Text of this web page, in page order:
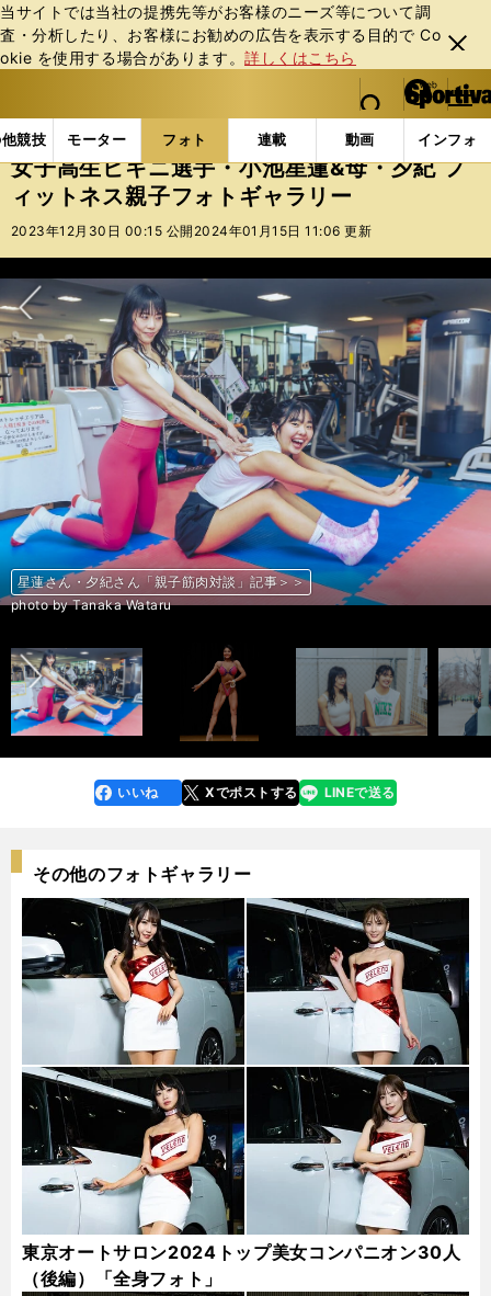
当サイトでは当社の提携先等がお客様のニーズ等について調
査・分析したり、お客様にお勧めの広告を表⽰する⽬的で Co
okie を使⽤する場合があります。詳しくはこちら
閉じ
る
web Sportiva (webスポルティーバ)
検索
マイペ
ー
ジ
メニュ
競技 モーター フォト 連載 動画 インフォ
b
ス
ポ
ル
バ
フォトギャラリー 女子高生ビキニ選手・小池星蓮&母
女子高生ビキニ選手・小池星蓮&母・夕紀 フ
ィットネス親子フォトギャラリー
2023年12月30日 00:15 公開 2024年01月15日 11:06 更新
次へ
星蓮さん・夕紀さん「親子筋肉対談」記事＞＞
photo by Tanaka Wataru
小池星蓮さんインタビュー記事＞＞
写真／本人提供
星蓮さん・夕紀さん「親子筋肉対談」記事＞＞
photo by Tanaka Wataru
小池星蓮さんインタビュー記事＞＞
photo by Tanaka Wataru
星蓮さん・夕紀さん「親子筋肉対談」記事＞＞
photo by Tanaka Wataru
小池星蓮さんインタビュー記事＞＞
photo by Tanaka Wataru
星蓮さん・夕紀さん「親子筋肉対談」記事＞＞
photo by Tanaka Wataru
小池星蓮さんインタビュー記事＞＞
photo by Tanaka Wataru
星蓮さん・夕紀さん「親子筋肉対談」記事＞＞
写真／本人提供
小池星蓮さんインタビュー記事＞＞
photo by Tanaka Wataru
星蓮さん・夕紀さん「親子筋肉対談」記事＞＞
photo by Tanaka Wataru
小池星蓮さんインタビュー記事＞＞
photo by Tanaka Wataru
星蓮さん・夕紀さん「親子筋肉対談」記事＞＞
写真／本人提供
小池星蓮さんインタビュー記事＞＞
photo by Tanaka Wataru
星蓮さん・夕紀さん「親子筋肉対談」記事＞＞
写真／本人提供
小池星蓮さんインタビュー記事＞＞
写真／本人提供
星蓮さん・夕紀さん「親子筋肉対談」記事＞＞
photo by Tanaka Wataru
小池星蓮さんインタビュー記事＞＞
photo by Tanaka Wataru
星蓮さん・夕紀さん「親子筋肉対談」記事＞＞
photo by Tanaka Wataru
小池星蓮さんインタビュー記事＞＞
写真／本人提供
星蓮さん・夕紀さん「親子筋肉対談」記事＞＞
photo by Tanaka Wataru
小池星蓮さんインタビュー記事＞＞
photo by Tanaka Wataru
星蓮さん・夕紀さん「親子筋肉対談」記事＞＞
photo by Tanaka Wataru
小池星蓮さんインタビュー記事＞＞
photo by Tanaka Wataru
星蓮さん・夕紀さん「親子筋肉対談」記事＞＞
photo by Tanaka Wataru
小池星蓮さんインタビュー記事＞＞
写真／本人提供
星蓮さん・夕紀さん「親子筋肉対談」記事＞＞
photo by Tanaka Wataru
前へ
faceboo
k
いいね Xでポストする
line LINEで送る
その他のフォトギャラリー
東京オートサロン2024トップ美女コンパニオン30人
（後編）「全身フォト」